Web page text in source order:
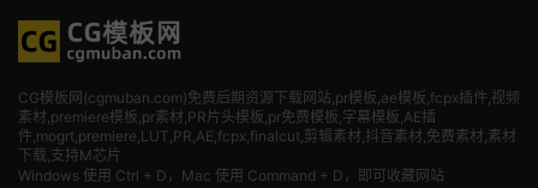
CG模板网(cgmuban.com)免费后期资源下载网站,pr模板,ae模板,fcpx插件,视频
素材 ,premiere模板,pr素材,PR片头模板,pr免费模板,字幕模板,AE插
件,mogrt,premiere,LUT,PR,AE,fcpx,finalcut,剪辑素材,抖音素材,免费素材,素材
下载,支持M芯片
Windows 使用 Ctrl + D，Mac 使用 Command + D，即可收藏网站